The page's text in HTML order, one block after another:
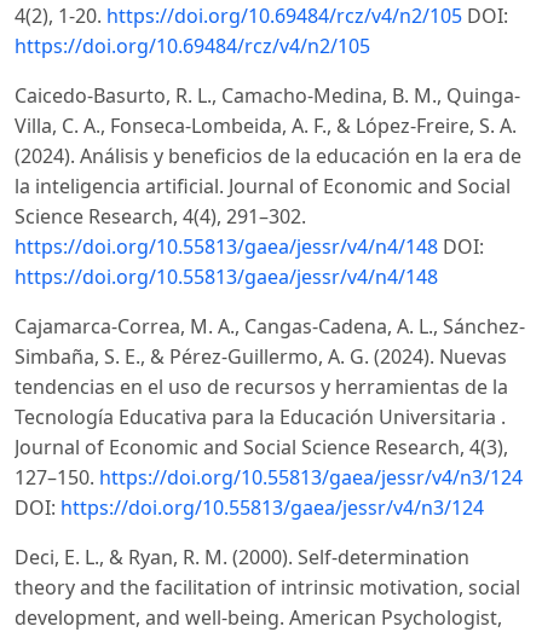
4(2), 1-20. https://doi.org/10.69484/rcz/v4/n2/105 DOI:
https://doi.org/10.69484/rcz/v4/n2/105
Caicedo-Basurto, R. L., Camacho-Medina, B. M., Quinga-
Villa, C. A., Fonseca-Lombeida, A. F., & López-Freire, S. A.
(2024). Análisis y beneficios de la educación en la era de
la inteligencia artificial. Journal of Economic and Social
Science Research, 4(4), 291–302.
https://doi.org/10.55813/gaea/jessr/v4/n4/148 DOI:
https://doi.org/10.55813/gaea/jessr/v4/n4/148
Cajamarca-Correa, M. A., Cangas-Cadena, A. L., Sánchez-
Simbaña, S. E., & Pérez-Guillermo, A. G. (2024). Nuevas
tendencias en el uso de recursos y herramientas de la
Tecnología Educativa para la Educación Universitaria .
Journal of Economic and Social Science Research, 4(3),
127–150. https://doi.org/10.55813/gaea/jessr/v4/n3/124
DOI: https://doi.org/10.55813/gaea/jessr/v4/n3/124
Deci, E. L., & Ryan, R. M. (2000). Self-determination
theory and the facilitation of intrinsic motivation, social
development, and well-being. American Psychologist,